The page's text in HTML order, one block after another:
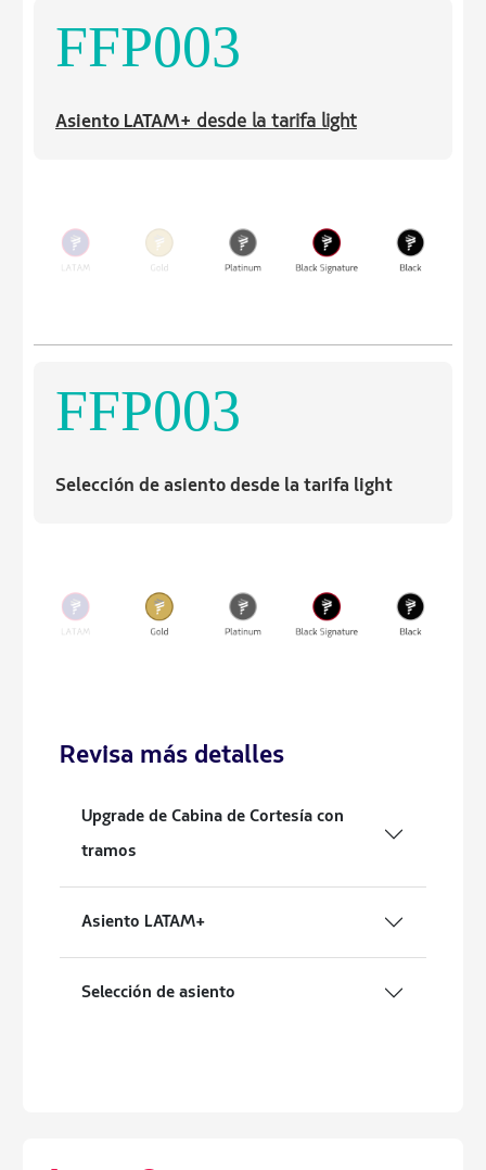
FFP003
Asiento LATAM+ desde la tarifa light
FFP003
Selección de asiento desde la tarifa light
Revisa más detalles
Upgrade de Cabina de Cortesía con
tramos
Asiento LATAM+
Selección de asiento